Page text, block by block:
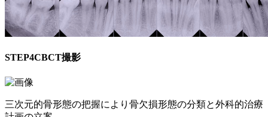
STEP4CBCT撮影
三次元的骨形態の把握により骨欠損形態の分類と外科的治療